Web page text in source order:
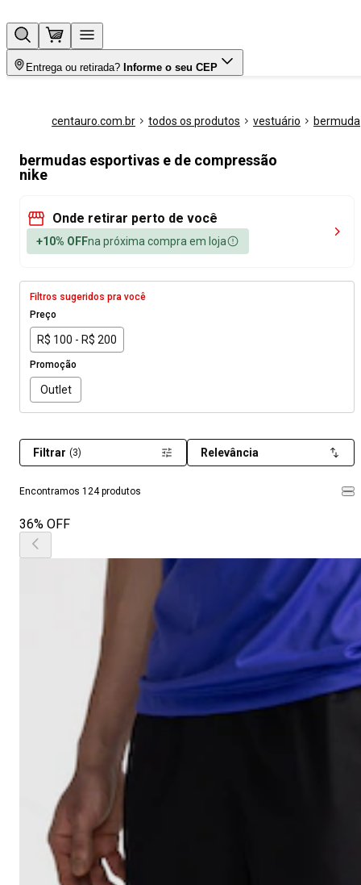
Entrega ou retirada? Informe o seu CEP
centauro.com.br todos os produtos vestuário bermuda
bermudas esportivas e de compressão
nike
Onde retirar perto de você
+10% OFFna próxima compra em loja
Filtros sugeridos pra você
Preço
R$ 100 - R$ 200
Promoção
Outlet
Encontramos 124 produtos
Filtrar (3) Relevância
36% OFF